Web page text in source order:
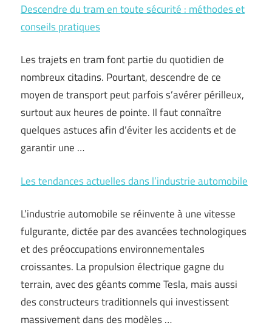
Descendre du tram en toute sécurité : méthodes et
conseils pratiques
Les trajets en tram font partie du quotidien de
nombreux citadins. Pourtant, descendre de ce
moyen de transport peut parfois s’avérer périlleux,
surtout aux heures de pointe. Il faut connaître
quelques astuces afin d’éviter les accidents et de
garantir une …
Les tendances actuelles dans l’industrie automobile
L’industrie automobile se réinvente à une vitesse
fulgurante, dictée par des avancées technologiques
et des préoccupations environnementales
croissantes. La propulsion électrique gagne du
terrain, avec des géants comme Tesla, mais aussi
des constructeurs traditionnels qui investissent
massivement dans des modèles …